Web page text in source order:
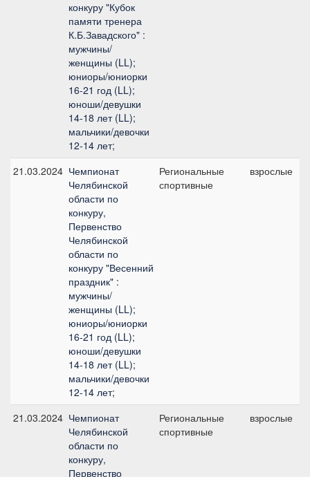
конкуру "Кубок
памяти тренера
К.Б.Завадского" :
мужчины/
женщины (LL);
юниоры/юниорки
16-21 год (LL);
юноши/девушки
14-18 лет (LL);
мальчики/девочки
12-14 лет;
21.03.2024 Чемпионат
Челябинской
области по
конкуру,
Первенство
Челябинской
области по
конкуру "Весенний
праздник" :
мужчины/
женщины (LL);
юниоры/юниорки
16-21 год (LL);
юноши/девушки
14-18 лет (LL);
мальчики/девочки
12-14 лет;
Региональные
спортивные
взрослые
21.03.2024 Чемпионат
Челябинской
области по
конкуру,
Первенство
Региональные
спортивные
взрослые